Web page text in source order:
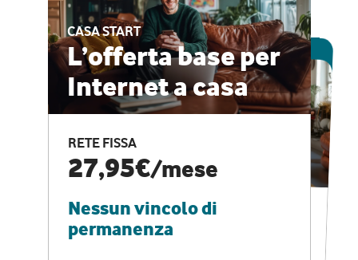
CASA START
L’offerta base per
Internet a casa
RETE FISSA
27,95€/mese
Nessun vincolo di
permanenza
ESCLUSIVA ONLINE
CASA PRO
Internet veloce e
vantaggi speciali
RETE FISSA + VODAFONE CLUB
29,95€